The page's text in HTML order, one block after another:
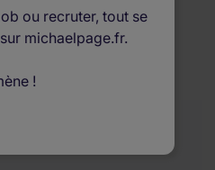
ou recruter, tout se
michaelpage.fr.
!